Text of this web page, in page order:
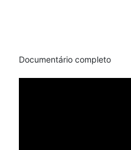
Documentário completo